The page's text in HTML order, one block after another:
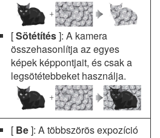
[Sötétítés]: A kamera
összehasonlítja az egyes
képek képpontjait, és csak a
legsötétebbeket használja.
[ Be]: A többszörös expozíció